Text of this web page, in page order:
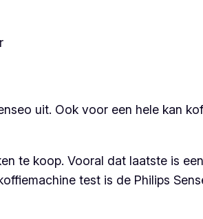
uit. Ook voor een hele kan
te koop. Vooral dat laatste is
test is de Philips